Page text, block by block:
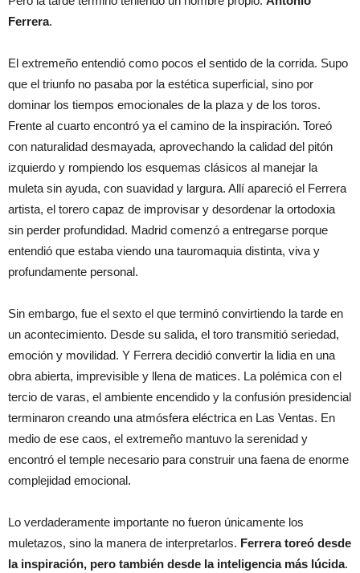
Ferrera.
El extremeño entendió como pocos el sentido de la corrida. Supo
que el triunfo no pasaba por la estética superficial, sino por
dominar los tiempos emocionales de la plaza y de los toros.
Frente al cuarto encontró ya el camino de la inspiración. Toreó
con naturalidad desmayada, aprovechando la calidad del pitón
izquierdo y rompiendo los esquemas clásicos al manejar la
muleta sin ayuda, con suavidad y largura. Allí apareció el Ferrera
artista, el torero capaz de improvisar y desordenar la ortodoxia
sin perder profundidad. Madrid comenzó a entregarse porque
entendió que estaba viendo una tauromaquia distinta, viva y
profundamente personal.
Sin embargo, fue el sexto el que terminó convirtiendo la tarde en
un acontecimiento. Desde su salida, el toro transmitió seriedad,
emoción y movilidad. Y Ferrera decidió convertir la lidia en una
obra abierta, imprevisible y llena de matices. La polémica con el
tercio de varas, el ambiente encendido y la confusión presidencial
terminaron creando una atmósfera eléctrica en Las Ventas. En
medio de ese caos, el extremeño mantuvo la serenidad y
encontró el temple necesario para construir una faena de enorme
complejidad emocional.
Lo verdaderamente importante no fueron únicamente los
muletazos, sino la manera de interpretarlos. Ferrera toreó desde
la inspiración, pero también desde la inteligencia más lúcida.